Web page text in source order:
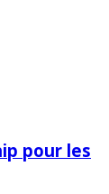
pour les